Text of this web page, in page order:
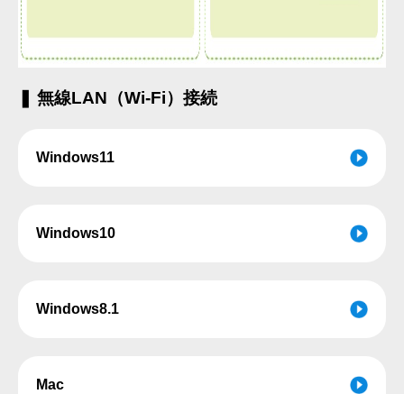
❚ 無線LAN（Wi-Fi）接続
Windows11
Windows10
Windows8.1
Mac